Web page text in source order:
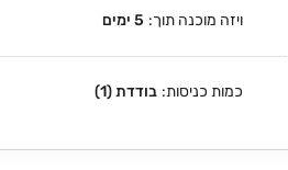
ויזה מוכנה תוך: 5 ימים
כמות כניסות: בודדת (1)